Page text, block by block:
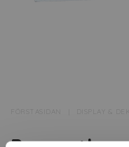
FÖRSTASIDAN DISPLAY &